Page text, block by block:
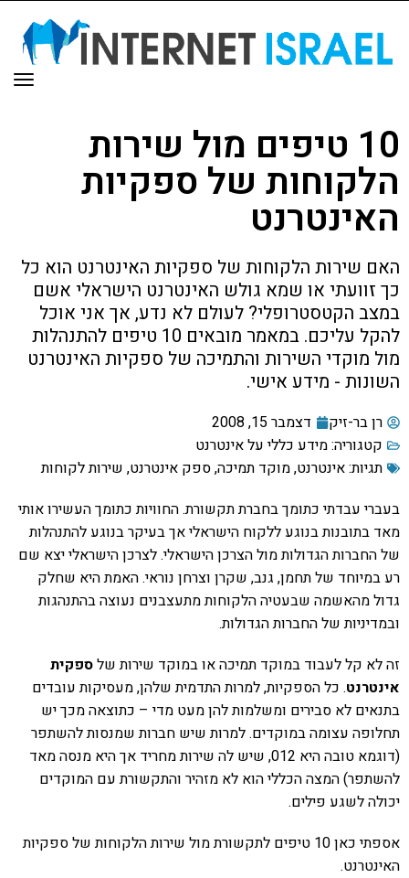
10 טיפים מול שירות
הלקוחות של ספקיות
האינטרנט
האם שירות הלקוחות של ספקיות האינטרנט הוא כל
כך זוועתי או שמא גולש האינטרנט הישראלי אשם
במצב הקטסטרופלי? לעולם לא נדע, אך אני אוכל
להקל עליכם. במאמר מובאים 10 טיפים להתנהלות
מול מוקדי השירות והתמיכה של ספקיות האינטרנט
השונות - מידע אישי.
רן בר-זיק
דצמבר 15, 2008
קטגוריה:מידע כללי על אינטרנט
תגיות:אינטרנט,מוקד תמיכה,ספק אינטרנט, שירות לקוחות
בעברי עבדתי כתומך בחברת תקשורת. החוויות כתומך העשירו אותי
מאד בתובנות בנוגע ללקוח הישראלי אך בעיקר בנוגע להתנהלות
של החברות הגדולות מול הצרכן הישראלי. לצרכן הישראלי יצא שם
רע במיוחד של תחמן, גנב, שקרן וצרחן נוראי. האמת היא שחלק
גדול מהאשמה שבעטיה הלקוחות מתעצבנים נעוצה בהתנהגות
ובמדיניות של החברות הגדולות.
זה לא קל לעבוד במוקד תמיכה או במוקד שירות שלספקית
אינטרנט. כל הספקיות, למרות התדמית שלהן, מעסיקות עובדים
בתנאים לא סבירים ומשלמות להן מעט מדי – כתוצאה מכך יש
תחלופה עצומה במוקדים. למרות שיש חברות שמנסות להשתפר
(דוגמא טובה היא 012, שיש לה שירות מחריד אך היא מנסה מאד
להשתפר) המצה הכללי הוא לא מזהיר והתקשורת עם המוקדים
יכולה לשגע פילים.
אספתי כאן 10 טיפים לתקשורת מול שירות הלקוחות של ספקיות
האינטרנט.